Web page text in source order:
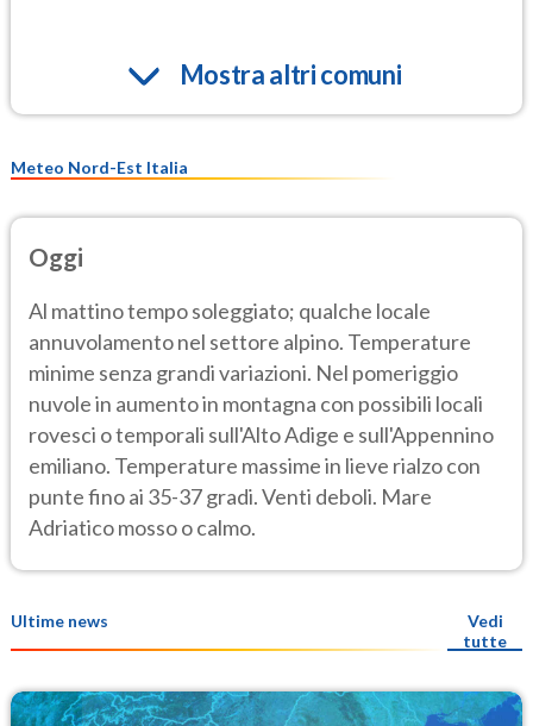
Mostra altri comuni
Meteo Nord-Est Italia
Oggi
Al mattino tempo soleggiato; qualche locale
annuvolamento nel settore alpino. Temperature
minime senza grandi variazioni. Nel pomeriggio
nuvole in aumento in montagna con possibili locali
rovesci o temporali sull'Alto Adige e sull'Appennino
emiliano. Temperature massime in lieve rialzo con
punte fino ai 35-37 gradi. Venti deboli. Mare
Adriatico mosso o calmo.
Ultime news
Vedi
tutte